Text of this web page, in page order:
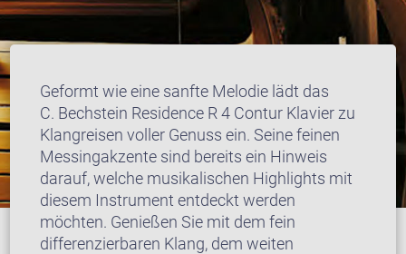
Geformt wie eine sanfte Melodie lädt das
C. Bechstein Residence R 4 Contur Klavier zu
Klangreisen voller Genuss ein. Seine feinen
Messingakzente sind bereits ein Hinweis
darauf, welche musikalischen Highlights mit
diesem Instrument entdeckt werden
möchten. Genießen Sie mit dem fein
differenzierbaren Klang, dem weiten